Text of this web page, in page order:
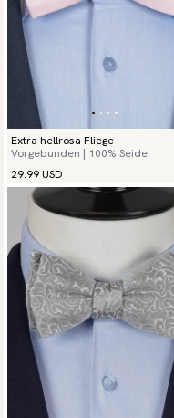
Extra hellrosa Fliege
Vorgebunden | 100% Seide
29.99 USD